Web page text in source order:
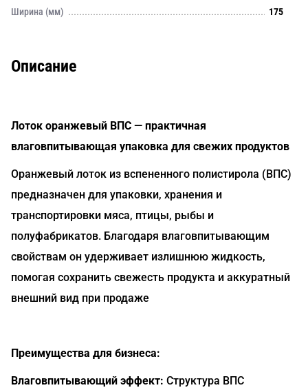
Ширина (мм)
175
Описание
Лоток оранжевый ВПС — практичная
влаговпитывающая упаковка для свежих продуктов
Оранжевый лоток из вспененного полистирола (ВПС)
предназначен для упаковки, хранения и
транспортировки мяса, птицы, рыбы и
полуфабрикатов. Благодаря влаговпитывающим
свойствам он удерживает излишнюю жидкость,
помогая сохранить свежесть продукта и аккуратный
внешний вид при продаже
Преимущества для бизнеса:
Влаговпитывающий эффект: Структура ВПС